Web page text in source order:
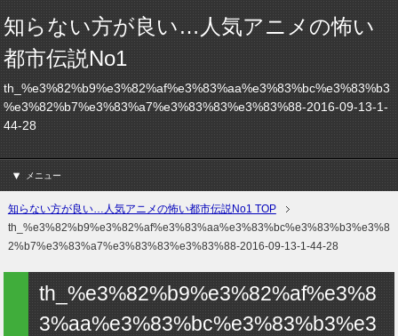
知らない方が良い…人気アニメの怖い
都市伝説No1
th_%e3%82%b9%e3%82%af%e3%83%aa%e3%83%bc%e3%83%b3
%e3%82%b7%e3%83%a7%e3%83%83%e3%83%88-2016-09-13-1-
44-28
メニュー
知らない方が良い…人気アニメの怖い都市伝説No1 TOP
th_%e3%82%b9%e3%82%af%e3%83%aa%e3%83%bc%e3%83%b3%e3%8
2%b7%e3%83%a7%e3%83%83%e3%83%88-2016-09-13-1-44-28
th_%e3%82%b9%e3%82%af%e3%8
3%aa%e3%83%bc%e3%83%b3%e3